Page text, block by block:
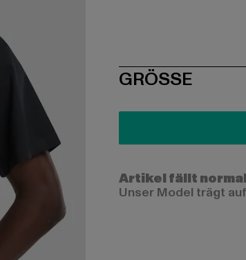
SIZE
GRÖSSE
Artikel fällt
Unser Model trägt